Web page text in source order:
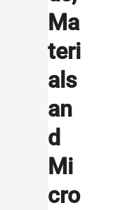
Ma
teri
als
an
d
Mi
cro